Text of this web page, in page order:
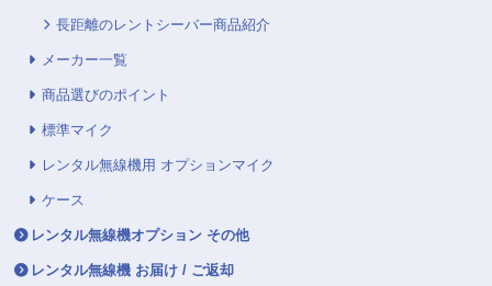
長距離のレントシーバー商品紹介
メーカー一覧
商品選びのポイント
標準マイク
レンタル無線機用 オプションマイク
ケース
レンタル無線機オプション その他
レンタル無線機 お届け / ご返却